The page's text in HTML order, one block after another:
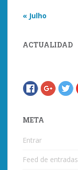
« Julho
ACTUALIDAD
META
Entrar
Feed de entradas